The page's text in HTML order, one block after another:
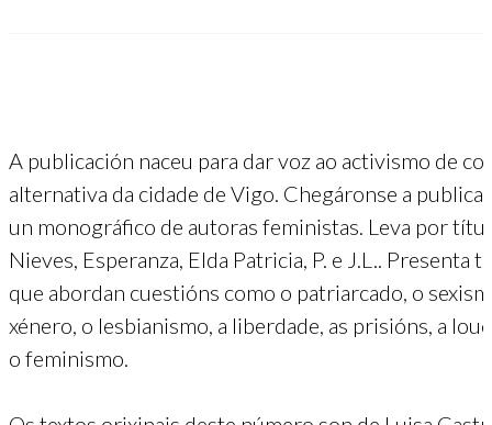
A publicación naceu para dar voz ao activismo de
alternativa da cidade de Vigo. Chegáronse a
un monográfico de autoras feministas. Leva por
Nieves, Esperanza, Elda Patricia, P. e J.L..
que abordan cuestións como o patriarcado, o
xénero, o lesbianismo, a liberdade, as prisións, a
o feminismo.